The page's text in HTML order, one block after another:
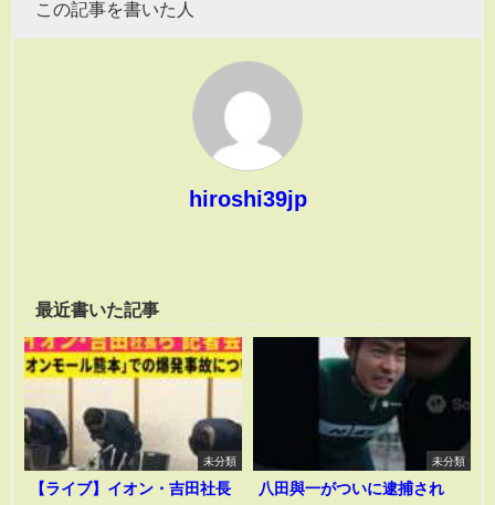
この記事を書いた人
hiroshi39jp
最近書いた記事
未分類
【ライブ】イオン・吉田社長
未分類
八田與一がついに逮捕され